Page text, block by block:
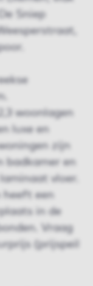
Sniep
woonlagen
luxe en
zijn
badkamer en
vloer.
heeft een
in de
Vraag
(prijspeil